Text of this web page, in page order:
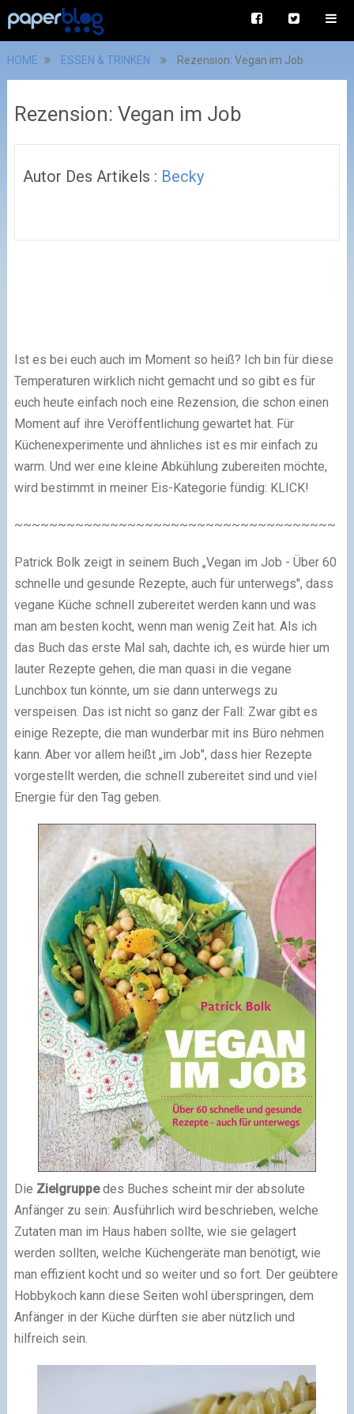
HOME ESSEN & TRINKEN Rezension: Vegan im Job
Rezension: Vegan im Job
Autor Des Artikels : Becky
Ist es bei euch auch im Moment so heiß? Ich bin für diese
Temperaturen wirklich nicht gemacht und so gibt es für
euch heute einfach noch eine Rezension, die schon einen
Moment auf ihre Veröffentlichung gewartet hat. Für
Küchenexperimente und ähnliches ist es mir einfach zu
warm. Und wer eine kleine Abkühlung zubereiten möchte,
wird bestimmt in meiner Eis-Kategorie fündig: KLICK!
~~~~~~~~~~~~~~~~~~~~~~~~~~~~~~~~~~~~~
Patrick Bolk zeigt in seinem Buch „Vegan im Job - Über 60
schnelle und gesunde Rezepte, auch für unterwegs", dass
vegane Küche schnell zubereitet werden kann und was
man am besten kocht, wenn man wenig Zeit hat. Als ich
das Buch das erste Mal sah, dachte ich, es würde hier um
lauter Rezepte gehen, die man quasi in die vegane
Lunchbox tun könnte, um sie dann unterwegs zu
verspeisen. Das ist nicht so ganz der Fall: Zwar gibt es
einige Rezepte, die man wunderbar mit ins Büro nehmen
kann. Aber vor allem heißt „im Job", dass hier Rezepte
vorgestellt werden, die schnell zubereitet sind und viel
Energie für den Tag geben.
Die Zielgruppedes Buches scheint mir der absolute
Anfänger zu sein: Ausführlich wird beschrieben, welche
Zutaten man im Haus haben sollte, wie sie gelagert
werden sollten, welche Küchengeräte man benötigt, wie
man effizient kocht und so weiter und so fort. Der geübtere
Hobbykoch kann diese Seiten wohl überspringen, dem
Anfänger in der Küche dürften sie aber nützlich und
hilfreich sein.